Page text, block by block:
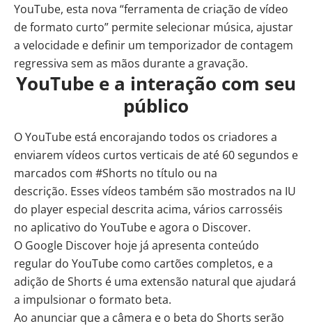
YouTube, esta nova “ferramenta de criação de vídeo
de formato curto” permite selecionar música, ajustar
a velocidade e definir um temporizador de contagem
regressiva sem as mãos durante a gravação.
YouTube e a interação com seu
público
O YouTube está encorajando todos os criadores a
enviarem vídeos curtos verticais de até 60 segundos e
marcados com #Shorts no título ou na
descrição. Esses vídeos também são mostrados na IU
do player especial descrita acima, vários carrosséis
no aplicativo do YouTube e agora o Discover.
O Google Discover hoje já apresenta conteúdo
regular do YouTube como cartões completos, e a
adição de Shorts é uma extensão natural que ajudará
a impulsionar o formato beta.
Ao anunciar que a câmera e o beta do Shorts serão